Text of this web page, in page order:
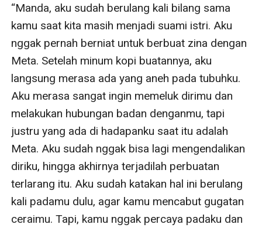
“Manda, aku sudah berulang kali bilang sama
kamu saat kita masih menjadi suami istri. Aku
nggak pernah berniat untuk berbuat zina dengan
Meta. Setelah minum kopi buatannya, aku
langsung merasa ada yang aneh pada tubuhku.
Aku merasa sangat ingin memeluk dirimu dan
melakukan hubungan badan denganmu, tapi
justru yang ada di hadapanku saat itu adalah
Meta. Aku sudah nggak bisa lagi mengendalikan
diriku, hingga akhirnya terjadilah perbuatan
terlarang itu. Aku sudah katakan hal ini berulang
kali padamu dulu, agar kamu mencabut gugatan
ceraimu. Tapi, kamu nggak percaya padaku dan